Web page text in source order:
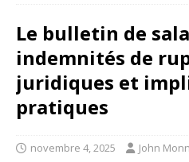
Le bulletin de
indemnités de
juridiques et
pratiques
novembre 4, 2025 John